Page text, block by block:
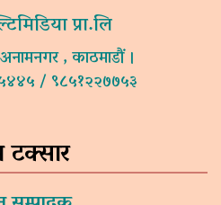
प्रा.लि
, काठमाडौं ।
/ ९८५१२२७७५३
टक्सार